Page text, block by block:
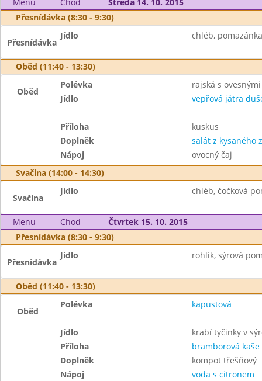
Přesnídávka (8:30 - 9:30)
Přesnídávka
Jídlo chléb,
Oběd (11:40 - 13:30)
Oběd
Polévka
rajská s
Jídlo
vepřová játra
Příloha
kuskus
Doplněk
salát z kysaného
Nápoj
ovocný čaj
Svačina (14:00 - 14:30)
Svačina
Jídlo chléb, čočková
Menu Chod
Čtvrtek 15. 10. 2015
Přesnídávka (8:30 - 9:30)
Přesnídávka
Jídlo rohlík, sýrová
Oběd (11:40 - 13:30)
Oběd
Polévka kapustová
Jídlo
krabí tyčinky v
Příloha
bramborová kaše
Doplněk
kompot třešňový
Nápoj
voda s citronem